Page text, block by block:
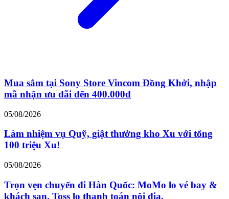
Mua sắm tại Sony Store Vincom Đồng Khởi, nhập
mã nhận ưu đãi đến 400.000đ
05/08/2026
Làm nhiệm vụ Quỹ, giật thưởng kho Xu với tổng
100 triệu Xu!
05/08/2026
Trọn vẹn chuyến đi Hàn Quốc: MoMo lo vé bay &
khách sạn. Toss lo thanh toán nội địa.